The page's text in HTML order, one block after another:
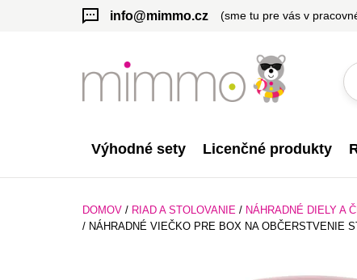
info@mimmo.cz (sme tu pre vás v
Výhodné sety Licenčné produkty
DOMOV / RIAD A STOLOVANIE / NÁHRADNÉ DIELY A
/ NÁHRADNÉ VIEČKO PRE BOX NA OBČERSTVENIE